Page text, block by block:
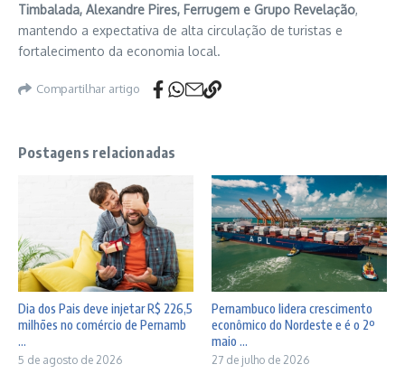
Timbalada, Alexandre Pires, Ferrugem e Grupo Revelação,
mantendo a expectativa de alta circulação de turistas e
fortalecimento da economia local.
Compartilhar artigo
Postagens relacionadas
Dia dos Pais deve injetar R$ 226,5
milhões no comércio de Pernamb
...
5 de agosto de 2026
Pernambuco lidera crescimento
econômico do Nordeste e é o 2º
maio ...
27 de julho de 2026